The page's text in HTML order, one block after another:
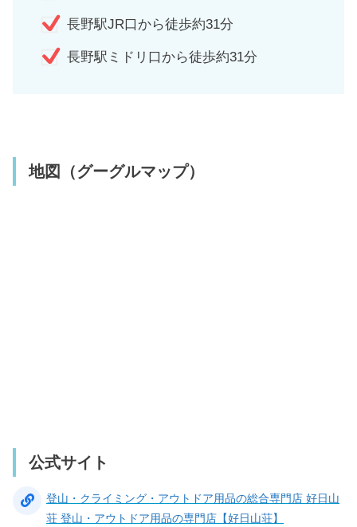
長野駅JR口から徒歩約31分
長野駅ミドリ口から徒歩約31分
地図（グーグルマップ）
公式サイト
登山・クライミング・アウトドア用品の総合専門店 好日山
荘 登山・アウトドア用品の専門店【好日山荘】